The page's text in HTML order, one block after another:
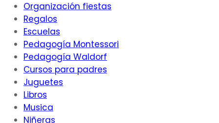
Organización fiestas
Regalos
Escuelas
Pedagogía Montessori
Pedagogía Waldorf
Cursos para padres
Juguetes
Libros
Musica
Niñeras